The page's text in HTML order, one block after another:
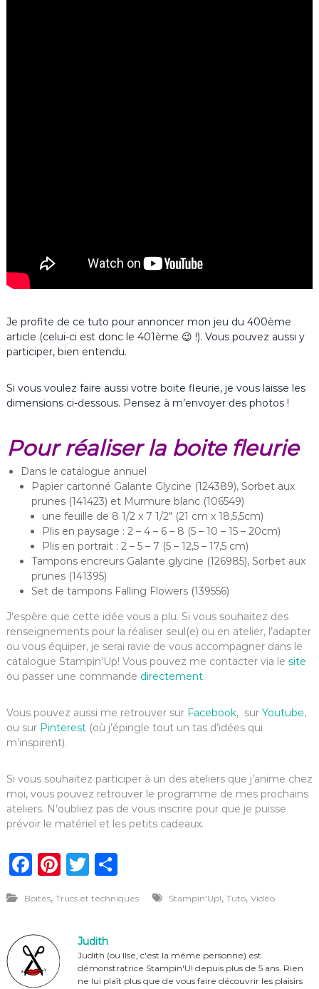
Je profite de ce tuto pour annoncer mon jeu du 400ème
article (celui-ci est donc le 401ème 😉 !). Vous pouvez aussi y
participer, bien entendu.
Si vous voulez faire aussi votre boite fleurie, je vous laisse les
dimensions ci-dessous. Pensez à m’envoyer des photos !
Pour réaliser la boite fleurie
Dans le catalogue annuel
Papier cartonné Galante Glycine (124389), Sorbet aux
prunes (141423) et Murmure blanc (106549)
une feuille de 8 1/2 x 7 1/2″ (21 cm x 18,5,5cm)
Plis en paysage : 2 – 4 – 6 – 8 (5 – 10 – 15 – 20cm)
Plis en portrait : 2 – 5 – 7 (5 – 12,5 – 17,5 cm)
Tampons encreurs Galante glycine (126985), Sorbet aux
prunes (141395)
Set de tampons Falling Flowers (139556)
J’espère que cette idée vous a plu. Si vous souhaitez des
renseignements pour la réaliser seul(e) ou en atelier, l’adapter
ou vous équiper, je serai ravie de vous accompagner dans le
catalogue Stampin’Up! Vous pouvez me contacter via le site
ou passer une commande directement.
Vous pouvez aussi me retrouver sur Facebook, sur Youtube,
ou sur Pinterest (où j’épingle tout un tas d’idées qui
m’inspirent).
Si vous souhaitez participer à un des ateliers que j’anime chez
moi, vous pouvez retrouver le programme de mes prochains
ateliers. N’oubliez pas de vous inscrire pour que je puisse
prévoir le matériel et les petits cadeaux.
F
c
e
b
o
Pi
te
re
st
T
it
te
r
P
ta
er
Boites, Trucs et techniques Stampin'Up!, Tuto, Vidéo
Judith
Judith (ou Ilse, c'est la même personne) est
démonstratrice Stampin'U! depuis plus de 5 ans. Rien
ne lui plaît plus que de vous faire découvrir les plaisirs